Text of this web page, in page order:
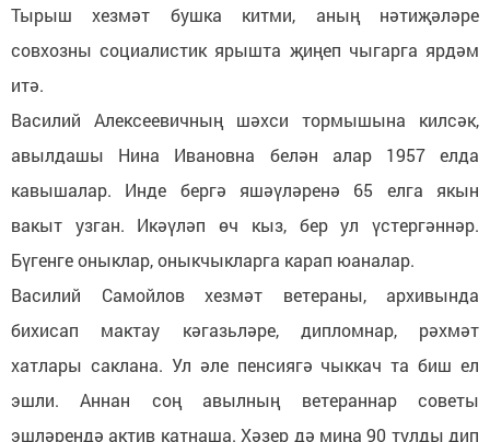
Тырыш хезмәт бушка китми, аның нәтиҗәләре
совхозны социалистик ярышта җиңеп чыгарга ярдәм
итә.
Василий Алексеевичның шәхси тормышына килсәк,
авылдашы Нина Ивановна белән алар 1957 елда
кавышалар. Инде бергә яшәүләренә 65 елга якын
вакыт узган. Икәүләп өч кыз, бер ул үстергәннәр.
Бүгенге оныклар, оныкчыкларга карап юаналар.
Василий Самойлов хезмәт ветераны, архивында
бихисап мактау кәгазьләре, дипломнар, рәхмәт
хатлары саклана. Ул әле пенсиягә чыккач та биш ел
эшли. Аннан соң авылның ветераннар советы
эшләрендә актив катнаша. Хәзер дә миңа 90 тулды дип